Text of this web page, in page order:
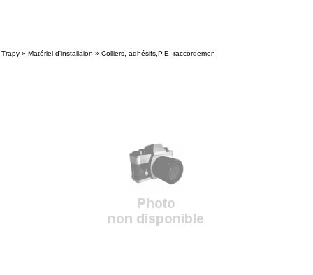
Trapy » Matériel d'installaion » Colliers, adhésifs,P.E, raccordemen